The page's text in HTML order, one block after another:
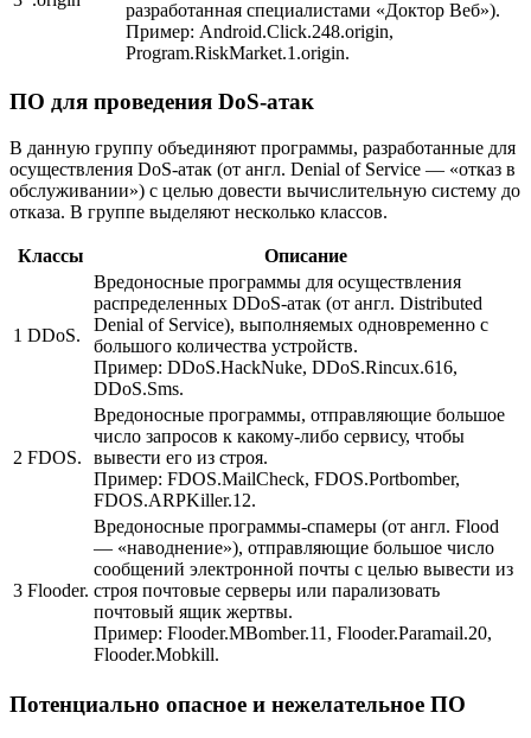
разработанная специалистами «Доктор Веб»).
Пример: Android.Click.248.origin,
Program.RiskMarket.1.origin.
ПО для проведения DoS-атак
В данную группу объединяют программы, разработанные для
осуществления DoS-атак (от англ. Denial of Service — «отказ в
обслуживании») с целью довести вычислительную систему до
отказа. В группе выделяют несколько классов.
Классы Описание
1 DDoS.
Вредоносные программы для осуществления
распределенных DDoS-атак (от англ. Distributed
Denial of Service), выполняемых одновременно с
большого количества устройств.
Пример: DDoS.HackNuke, DDoS.Rincux.616,
DDoS.Sms.
2 FDOS.
Вредоносные программы, отправляющие большое
число запросов к какому-либо сервису, чтобы
вывести его из строя.
Пример: FDOS.MailCheck, FDOS.Portbomber,
FDOS.ARPKiller.12.
3 Flooder.
Вредоносные программы-спамеры (от англ. Flood
— «наводнение»), отправляющие большое число
сообщений электронной почты с целью вывести из
строя почтовые серверы или парализовать
почтовый ящик жертвы.
Пример: Flooder.MBomber.11, Flooder.Paramail.20,
Flooder.Mobkill.
Потенциально опасное и нежелательное ПО